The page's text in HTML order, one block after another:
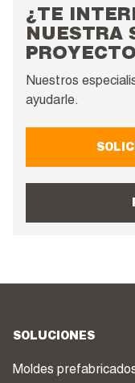
¿TE
NUESTRA
Nuestros
ayudarle.
SOLUCIONES
Moldes